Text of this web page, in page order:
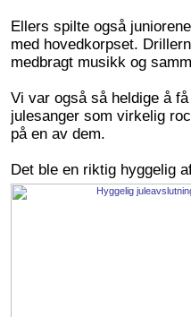
Ellers spilte også
med hovedkorpset.
medbragt musikk og
Vi var også så heldige å
julesanger som virkelig
på en av dem.
Det ble en riktig hyggelig